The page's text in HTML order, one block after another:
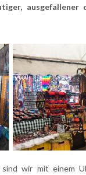
ausgefallener
wir mit einem